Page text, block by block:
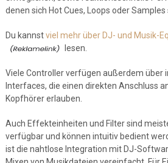
denen sich Hot Cues, Loops oder Samples
Du kannstviel mehr über DJ- und Musik-
lesen.
Viele Controller verfügen außerdem über
Interfaces, die einen direkten Anschluss
Kopfhörer erlauben.
Auch Effekteinheiten und Filter sind
verfügbar und können intuitiv bedient
ist die nahtlose Integration mit DJ-